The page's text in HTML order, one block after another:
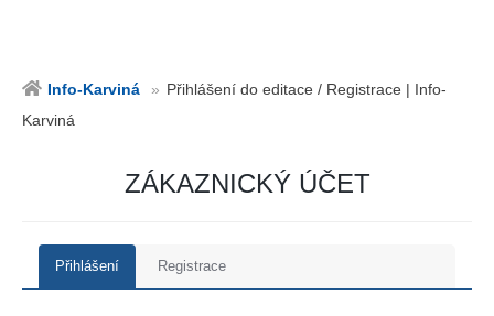
Info-Karviná
Přihlášení do editace / Registrace | Info-
Karviná
ZÁKAZNICKÝ ÚČET
Přihlášení Registrace